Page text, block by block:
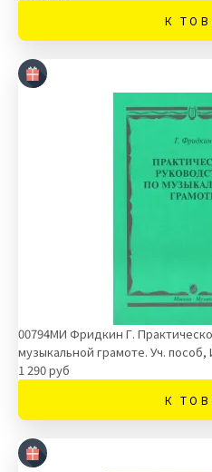
К
00794МИ Фридкин Г.
музыкальной грамоте. Уч.
1 290 руб
К